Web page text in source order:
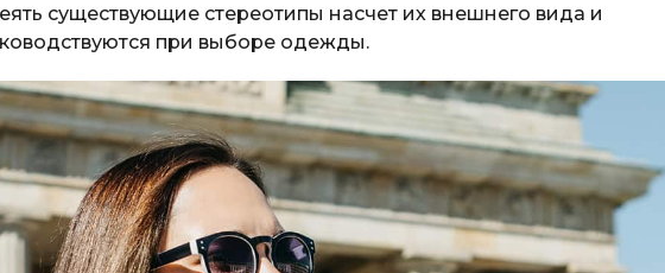
существующие стереотипы насчет их внешнего вида и
при выборе одежды.